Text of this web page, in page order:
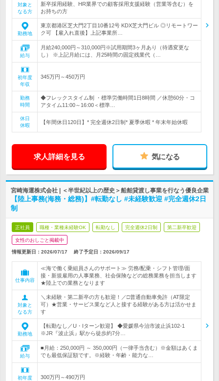
対象と
なる方
新卒採用経験、HR業界での顧客採用支援経験（営業等含む）を
お持ちの方
勤務地
東京都港区芝大門2丁目10番12号 KDX芝大門ビル ◎リモートワー
ク可 【雇入れ直後】上記事業所…
給与
月給240,000円～310,000円※試用期間3ヶ月あり（待遇変更な
し） ※上記月給には、月25時間の固定残業代（…
初年度
年収
345万円～450万円
勤務
時間
◆フレックスタイム制 ・標準労働時間1日8時間 ／休憩60分・コ
アタイム11:00～16:00＜標準…
休日
休暇
【年間休日120日】* 完全週休2日制* 夏季休暇 * 年末年始休暇
求人詳細を見る 気になる
宮崎海運株式会社 | ＜半世紀以上の歴史＞船舶貸渡し事業を行なう優良企業
【陸上事務(海務・総務)】#転勤なし #未経験歓迎 #完全週休2日
制
正社員 職種・業種未経験OK 転勤なし 完全週休2日制 第二新卒歓迎
女性のおしごと掲載中
情報更新日：2026/07/17 終了予定日： 2026/09/17
仕事内容
≪海で働く乗組員さんのサポート≫ 労務/配乗・シフト管理/面
接・新規雇用の人事業務、社会保険などの総務業務を担当します
★陸上での業務となります
対象と
なる方
＼未経験・第二新卒の方も歓迎！／□普通自動車免許（AT限定
可）★営業・サービス業など人と接する経験がある方は活かせま
す
勤務地
【転勤なし／U・Iターン歓迎】 ◆愛媛県今治市波止浜102-1
※JR『波止浜』駅から徒歩約7分…
給与
■月給：250,000円 ～ 350,000円（一律手当含む）※金額はあくま
でも最低保証額です。※経験・年齢・能力な…
初年度
300万円～490万円